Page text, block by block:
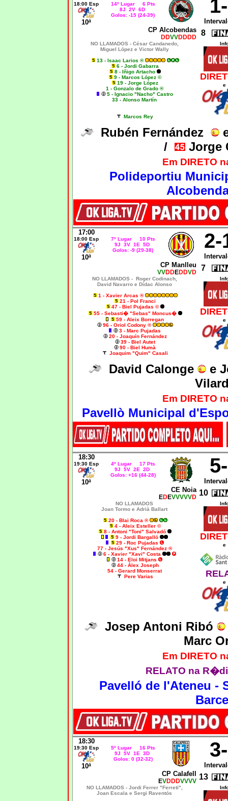
18:00 Esp
10ª
14º Lugar 6 Pts
8J 2V 6D
Golos: -15 (24-39)
1
CP Alcobendas
DDVVDDDD 8
NO LLAMADOS - César Candanedo,
Miguel López e Victor Wally
13 - Isaac Larios ®
6 - Jordi Gabarra
8 - Iñigo Artacho
9 - Marcos López ©
19 - Jorge López
1 - Gonzalo de Grado ®
5 - Ignacio "Nacho" Castro
33 - Alonso Martín
Marcos Rey
e
Rubén Fernández
/
Jorge
Em DIRETO
Polideportiu
17:00
18:00 Esp
10ª
7º Lugar 10 Pts
9J 3V 1E 5D
Golos: -9 (29-38)
2-
CP Manlleu
VVDDEDDVD 7
NO LLAMADOS - Roger Codinach,
David Navarro e Dídac Alonso
1 - Xavier Arcas ®
21 - Pol Franci
47 - Biel Pujadas ©
55 - Sebasti� "Sebas" Moncus�
59 - Aleix Borregan
96 - Oriol Codony ®
3 - Marc Pujadas
20 - Joaquín Fernández
39 - Biel Autet
90 - Biel Humà
Joaquim "Quim" Casali
e
David Calonge
e
Em DIRETO
Pavellò Municipal
18:30
19:30 Esp
10ª
4º Lugar 17 Pts
9J 5V 2E 2D
Golos: +16 (44-28)
CE Noia
EDEVVVVVD 10
NO LLAMADOS
Joan Tormo e Adrià Ballart
20 - Blai Roca ®
4 - Aleix Esteller ©
8 - Antoni "Toni" Salvadó
9 - Jordi Bargalló
29 - Roc Pujadas
77 - Jesús "Xus" Fernández ®
6 - Xavier "Xavi" Costa
14 - Eloi Mitjans
44 - Àlex Joseph
54 - Gerard Monserrat
Pere Varias
e
e
Josep Antoni Ribó
Marc
Em DIRETO
RELATO na
Pavelló de l'Ateneu -
18:30
19:30 Esp
10ª
5º Lugar 16 Pts
9J 5V 1E 3D
Golos: 0 (32-32)
3
CP Calafell
EVDDDVVVV 13
NO LLAMADOS - Jordi Ferrer "Ferreti",
Joan Escala e Sergi Raventós